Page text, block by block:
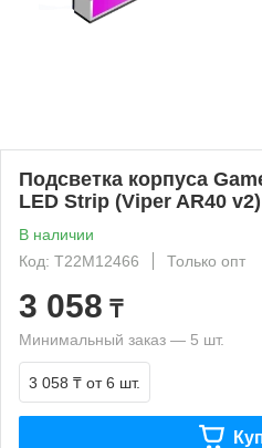
Подсветка корпуса
LED Strip (Viper AR40 v2)
В наличии
Код: T22M12466
Только опт
3 058 ₸
Минимальный заказ — 5 шт.
3 058 ₸ от 6 шт.